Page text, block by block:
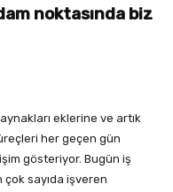
noktasında biz
eklerine ve artık
her geçen gün
gösteriyor. Bugün iş
sayıda işveren